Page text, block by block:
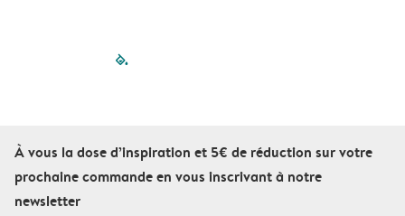
filled-pagination
À vous la dose d’inspiration et 5€ de réduction sur votre
prochaine commande en vous inscrivant à notre
newsletter